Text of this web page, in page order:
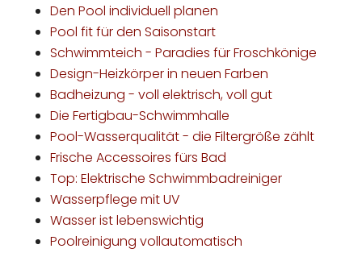
Den Pool individuell planen
Pool fit für den Saisonstart
Schwimmteich - Paradies für Froschkönige
Design-Heizkörper in neuen Farben
Badheizung - voll elektrisch, voll gut
Die Fertigbau-Schwimmhalle
Pool-Wasserqualität - die Filtergröße zählt
Frische Accessoires fürs Bad
Top: Elektrische Schwimmbadreiniger
Wasserpflege mit UV
Wasser ist lebenswichtig
Poolreinigung vollautomatisch